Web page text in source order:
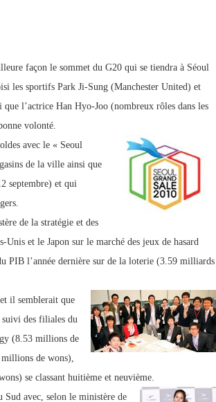
façon le sommet du G20 qui se tiendra à Séoul
les sportifs Park Ji-Sung (Manchester United) et
l’actrice Han Hyo-Joo (nombreux rôles dans les
volonté.
avec le « Seoul
de la ville ainsi que
septembre) et qui
de la stratégie et des
Unis et le Japon sur le marché des jeux de hasard
PIB l’année dernière sur de la loterie (3.59 milliards
il semblerait que
suivi des filiales du
(8.53 millions de
de wons),
se classant huitième et neuvième.
Sud avec, selon le ministère de